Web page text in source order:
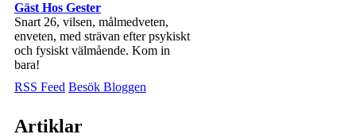
Gäst Hos Gester
Snart 26, vilsen, målmedveten,
enveten, med strävan efter psykiskt
och fysiskt välmående. Kom in
bara!
RSS Feed Besök Bloggen
Artiklar